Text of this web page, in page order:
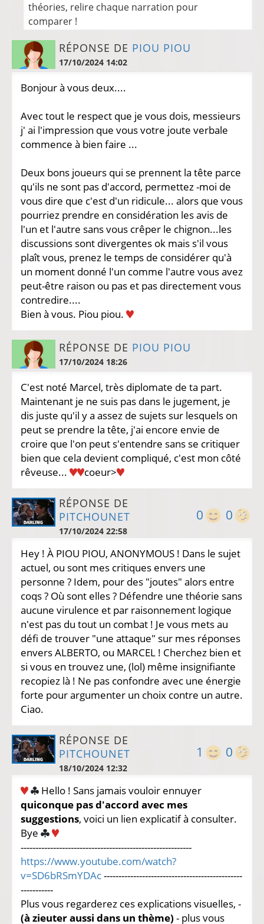
théories, relire chaque narration pour
comparer !
RÉPONSE DE PIOU PIOU
17/10/2024 14:02
Bonjour à vous deux....
Avec tout le respect que je vous dois, messieurs
j' ai l'impression que vous votre joute verbale
commence à bien faire ...
Deux bons joueurs qui se prennent la tête parce
qu'ils ne sont pas d'accord, permettez -moi de
vous dire que c'est d'un ridicule... alors que vous
pourriez prendre en considération les avis de
l'un et l'autre sans vous crêper le chignon...les
discussions sont divergentes ok mais s'il vous
plaît vous, prenez le temps de considérer qu'à
un moment donné l'un comme l'autre vous avez
peut-être raison ou pas et pas directement vous
contredire....
Bien à vous. Piou piou.
RÉPONSE DE PIOU PIOU
17/10/2024 18:26
C'est noté Marcel, très diplomate de ta part.
Maintenant je ne suis pas dans le jugement, je
dis juste qu'il y a assez de sujets sur lesquels on
peut se prendre la tête, j'ai encore envie de
croire que l'on peut s'entendre sans se critiquer
bien que cela devient compliqué, c'est mon côté
rêveuse...
coeur>
0
0
RÉPONSE DE
PITCHOUNET
17/10/2024 22:58
Hey ! À PIOU PIOU, ANONYMOUS ! Dans le sujet
actuel, ou sont mes critiques envers une
personne ? Idem, pour des "joutes" alors entre
coqs ? Où sont elles ? Défendre une théorie sans
aucune virulence et par raisonnement logique
n'est pas du tout un combat ! Je vous mets au
défi de trouver "une attaque" sur mes réponses
envers ALBERTO, ou MARCEL ! Cherchez bien et
si vous en trouvez une, (lol) même insignifiante
recopiez là ! Ne pas confondre avec une énergie
forte pour argumenter un choix contre un autre.
Ciao.
0
1
RÉPONSE DE
PITCHOUNET
18/10/2024 12:32
Hello ! Sans jamais vouloir ennuyer
quiconque pas d'accord avec mes
suggestions, voici un lien explicatif à consulter.
Bye
----------------------------------------------------------
https://www.youtube.com/watch?
v=SD6bRSmYDAc-----------------------------------------------
-----------
Plus vous regarderez ces explications visuelles, -
(à zieuter aussi dans un thème) - plus vous